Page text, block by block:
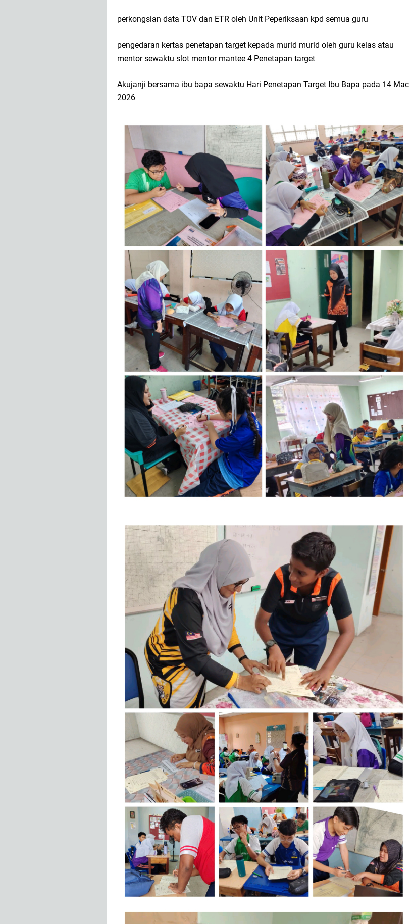
perkongsian data TOV dan ETR oleh Unit Peperiksaan kpd semua guru
pengedaran kertas penetapan target kepada murid murid oleh guru kelas atau
mentor sewaktu slot mentor mantee 4 Penetapan target
Akujanji bersama ibu bapa sewaktu Hari Penetapan Target Ibu Bapa pada 14 Mac
2026